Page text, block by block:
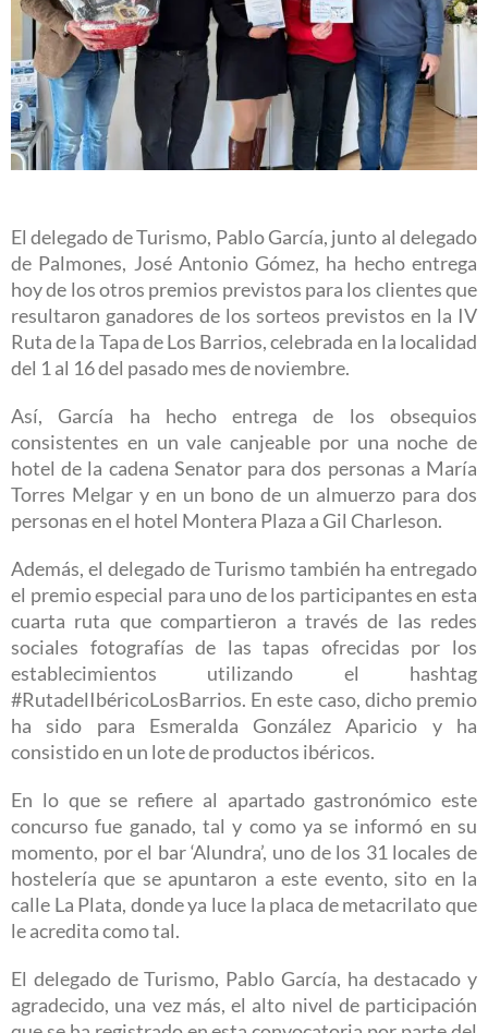
El delegado de Turismo, Pablo García, junto al delegado
de Palmones, José Antonio Gómez, ha hecho entrega
hoy de los otros premios previstos para los clientes que
resultaron ganadores de los sorteos previstos en la IV
Ruta de la Tapa de Los Barrios, celebrada en la localidad
del 1 al 16 del pasado mes de noviembre.
Así, García ha hecho entrega de los obsequios
consistentes en un vale canjeable por una noche de
hotel de la cadena Senator para dos personas a María
Torres Melgar y en un bono de un almuerzo para dos
personas en el hotel Montera Plaza a Gil Charleson.
Además, el delegado de Turismo también ha entregado
el premio especial para uno de los participantes en esta
cuarta ruta que compartieron a través de las redes
sociales fotografías de las tapas ofrecidas por los
establecimientos utilizando el hashtag
#RutadelIbéricoLosBarrios. En este caso, dicho premio
ha sido para Esmeralda González Aparicio y ha
consistido en un lote de productos ibéricos.
En lo que se refiere al apartado gastronómico este
concurso fue ganado, tal y como ya se informó en su
momento, por el bar ‘Alundra’, uno de los 31 locales de
hostelería que se apuntaron a este evento, sito en la
calle La Plata, donde ya luce la placa de metacrilato que
le acredita como tal.
El delegado de Turismo, Pablo García, ha destacado y
agradecido, una vez más, el alto nivel de participación